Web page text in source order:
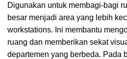
Digunakan untuk membagi-bagi
besar menjadi area yang lebih
workstations. Ini membantu
ruang dan memberikan sekat
departemen yang berbeda. Pada